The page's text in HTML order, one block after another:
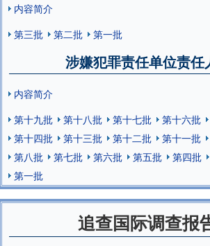
内容简介
第三批
第二批 第一批
涉嫌犯罪责任单位责任
内容简介
第十九批
第十八批 第十七批 第十六批
第十四批
第十三批 第十二批 第十一批
第八批
第七批 第六批 第五批 第四批
第一批
追查国际调查报